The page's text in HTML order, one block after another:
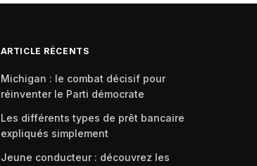
ARTICLE RÉCENTS
Michigan : le combat décisif pour
réinventer le Parti démocrate
Les différents types de prêt bancaire
expliqués simplement
Jeune conducteur : découvrez les